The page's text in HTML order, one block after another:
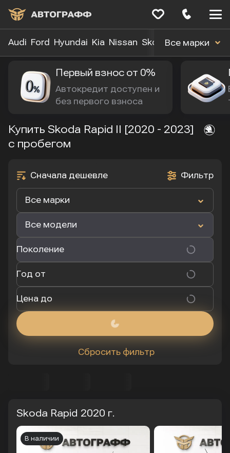
Audi Ford Hyundai Kia Nissan Skoda Toyota
Все марки
Первый взнос от 0%
Автокредит доступен и
без первого взноса
Купить Skoda Rapid II [2020 - 2023]
с пробегом
Фильтр
Сначала дешевле
Все марки
Все модели
Поколение
Год от
Цена до
Сбросить фильтр
Skoda Rapid 2020 г.
В наличии